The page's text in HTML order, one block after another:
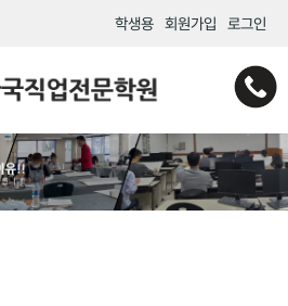
학생용 회원가입 로그인